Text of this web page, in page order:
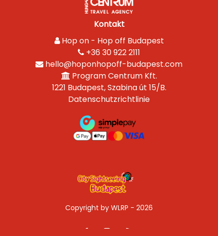
Kontakt
Hop on - Hop off Budapest
+36 30 922 2111
hello@hoponhopoff-budapest.com
Program Centrum Kft.
1221 Budapest, Szabina út 15/B.
Datenschutzrichtlinie
Copyright by WLRP - 2026